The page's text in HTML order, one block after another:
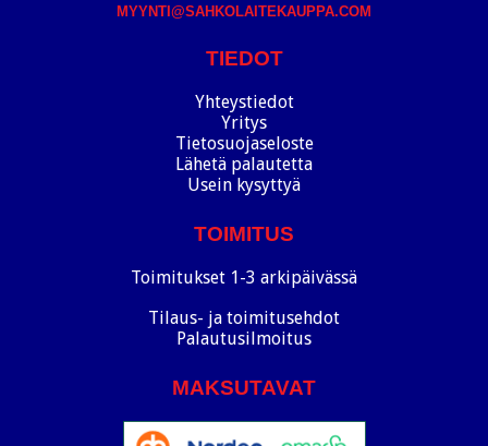
MYYNTI@SAHKOLAITEKAUPPA.COM
TIEDOT
Yhteystiedot
Yritys
Tietosuojaseloste
Lähetä palautetta
Usein kysyttyä
TOIMITUS
Toimitukset 1-3 arkipäivässä
Tilaus- ja toimitusehdot
Palautusilmoitus
MAKSUTAVAT